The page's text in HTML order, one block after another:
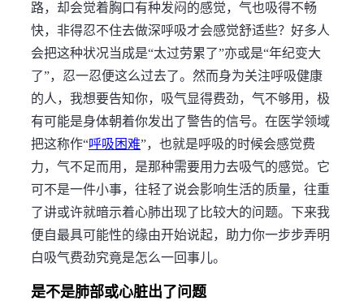
路，却会觉着胸口有种发闷的感觉，气也吸得不畅
快，非得忍不住去做深呼吸才会感觉舒适些？好多人
会把这种状况当成是“太过劳累了”亦或是“年纪变大
了”，忍一忍便这么过去了。然而身为关注呼吸健康
的人，我想要告知你，吸气显得费劲，气不够用，极
有可能是身体朝着你发出了警告的信号。在医学领域
把这称作“呼吸困难”，也就是呼吸的时候会感觉费
力，气不足而用，是那种需要用力去吸气的感觉。它
可不是一件小事，往轻了说会影响生活的质量，往重
了讲或许就暗示着心肺出现了比较大的问题。下来我
便自最具可能性的缘由开始说起，助力你一步步弄明
白吸气费劲究竟是怎么一回事儿。
是不是肺部或心脏出了问题